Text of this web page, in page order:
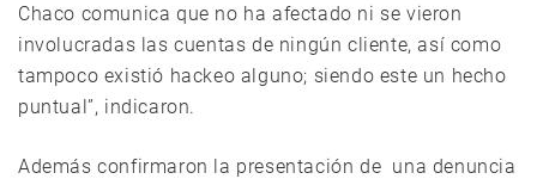
Chaco comunica que no ha afectado ni se vieron
involucradas las cuentas de ningún cliente, así como
tampoco existió hackeo alguno; siendo este un hecho
puntual”, indicaron.
Además confirmaron la presentación de una denuncia